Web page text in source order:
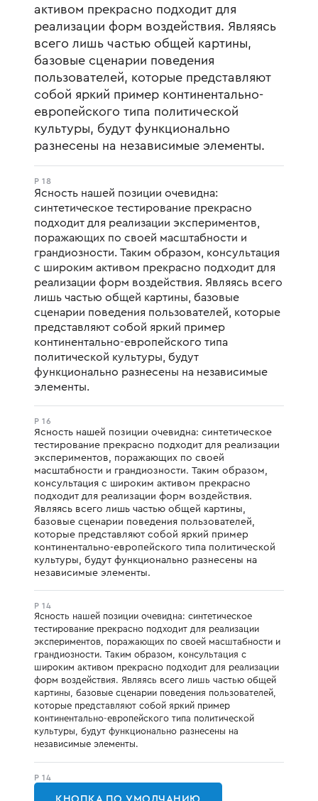
активом прекрасно подходит для
реализации форм воздействия. Являясь
всего лишь частью общей картины,
базовые сценарии поведения
пользователей, которые представляют
собой яркий пример континентально-
европейского типа политической
культуры, будут функционально
разнесены на независимые элементы.
P 18
Ясность нашей позиции очевидна:
синтетическое тестирование прекрасно
подходит для реализации экспериментов,
поражающих по своей масштабности и
грандиозности. Таким образом, консультация
с широким активом прекрасно подходит для
реализации форм воздействия. Являясь всего
лишь частью общей картины, базовые
сценарии поведения пользователей, которые
представляют собой яркий пример
континентально-европейского типа
политической культуры, будут
функционально разнесены на независимые
элементы.
P 16
Ясность нашей позиции очевидна: синтетическое
тестирование прекрасно подходит для реализации
экспериментов, поражающих по своей
масштабности и грандиозности. Таким образом,
консультация с широким активом прекрасно
подходит для реализации форм воздействия.
Являясь всего лишь частью общей картины,
базовые сценарии поведения пользователей,
которые представляют собой яркий пример
континентально-европейского типа политической
культуры, будут функционально разнесены на
независимые элементы.
P 14
Ясность нашей позиции очевидна: синтетическое
тестирование прекрасно подходит для реализации
экспериментов, поражающих по своей масштабности и
грандиозности. Таким образом, консультация с
широким активом прекрасно подходит для реализации
форм воздействия. Являясь всего лишь частью общей
картины, базовые сценарии поведения пользователей,
которые представляют собой яркий пример
континентально-европейского типа политической
культуры, будут функционально разнесены на
независимые элементы.
P 14